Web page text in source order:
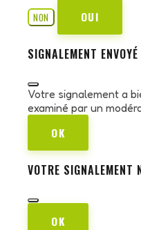
NON
OUI
SIGNALEMENT ENVOYÉ
Votre signalement a
examiné par un
OK
VOTRE SIGNALEMENT
OK